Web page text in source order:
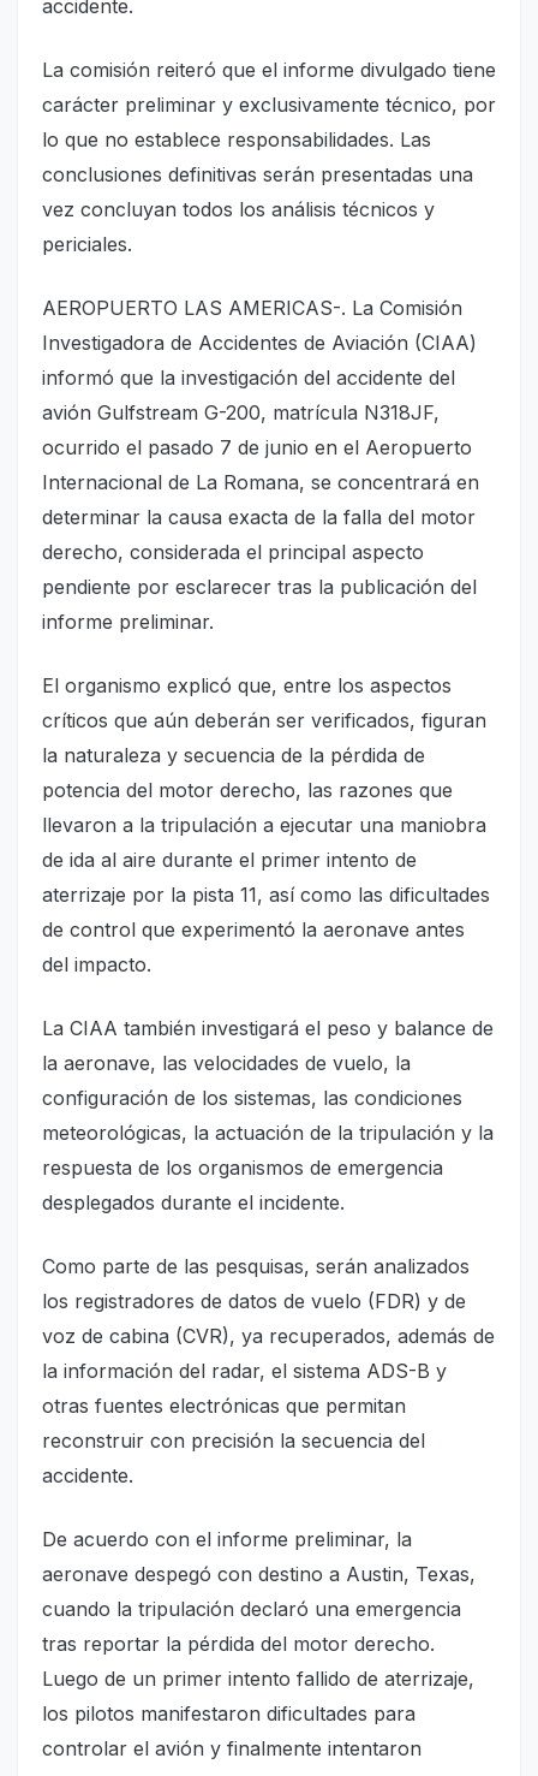
accidente.
La comisión reiteró que el informe divulgado tiene
carácter preliminar y exclusivamente técnico, por
lo que no establece responsabilidades. Las
conclusiones definitivas serán presentadas una
vez concluyan todos los análisis técnicos y
periciales.
AEROPUERTO LAS AMERICAS-. La Comisión
Investigadora de Accidentes de Aviación (CIAA)
informó que la investigación del accidente del
avión Gulfstream G-200, matrícula N318JF,
ocurrido el pasado 7 de junio en el Aeropuerto
Internacional de La Romana, se concentrará en
determinar la causa exacta de la falla del motor
derecho, considerada el principal aspecto
pendiente por esclarecer tras la publicación del
informe preliminar.
El organismo explicó que, entre los aspectos
críticos que aún deberán ser verificados, figuran
la naturaleza y secuencia de la pérdida de
potencia del motor derecho, las razones que
llevaron a la tripulación a ejecutar una maniobra
de ida al aire durante el primer intento de
aterrizaje por la pista 11, así como las dificultades
de control que experimentó la aeronave antes
del impacto.
La CIAA también investigará el peso y balance de
la aeronave, las velocidades de vuelo, la
configuración de los sistemas, las condiciones
meteorológicas, la actuación de la tripulación y la
respuesta de los organismos de emergencia
desplegados durante el incidente.
Como parte de las pesquisas, serán analizados
los registradores de datos de vuelo (FDR) y de
voz de cabina (CVR), ya recuperados, además de
la información del radar, el sistema ADS-B y
otras fuentes electrónicas que permitan
reconstruir con precisión la secuencia del
accidente.
De acuerdo con el informe preliminar, la
aeronave despegó con destino a Austin, Texas,
cuando la tripulación declaró una emergencia
tras reportar la pérdida del motor derecho.
Luego de un primer intento fallido de aterrizaje,
los pilotos manifestaron dificultades para
controlar el avión y finalmente intentaron